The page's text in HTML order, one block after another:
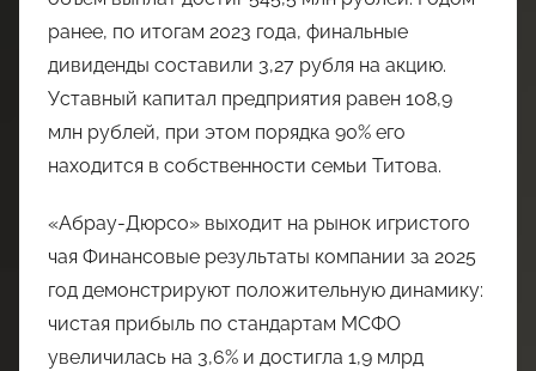
ранее, по итогам 2023 года, финальные
дивиденды составили 3,27 рубля на акцию.
Уставный капитал предприятия равен 108,9
млн рублей, при этом порядка 90% его
находится в собственности семьи Титова.
«Абрау-Дюрсо» выходит на рынок игристого
чая Финансовые результаты компании за 2025
год демонстрируют положительную динамику:
чистая прибыль по стандартам МСФО
увеличилась на 3,6% и достигла 1,9 млрд